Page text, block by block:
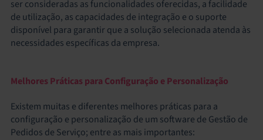
ser consideradas as funcionalidades oferecidas, a facilidade
de utilização, as capacidades de integração e o suporte
disponível para garantir que a solução selecionada atenda às
necessidades específicas da empresa.
Melhores Práticas para Configuração e Personalização
Existem muitas e diferentes melhores práticas para a
configuração e personalização de um software de Gestão de
Pedidos de Serviço; entre as mais importantes: